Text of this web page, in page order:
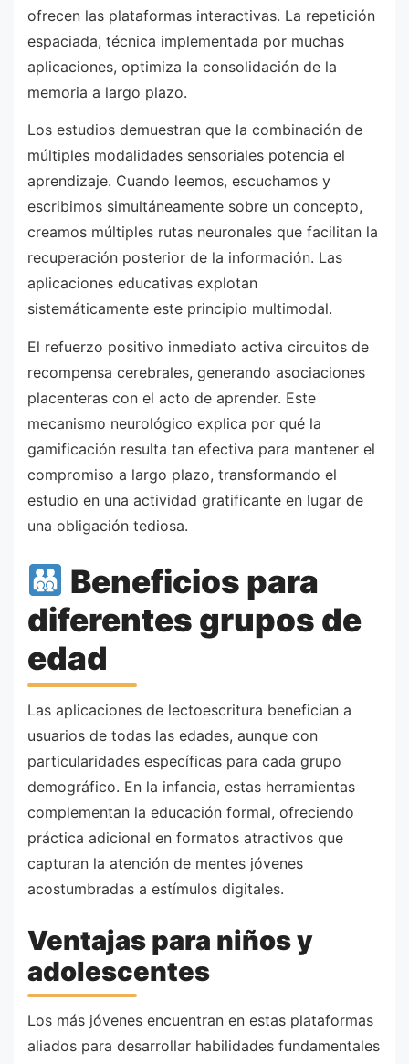
ofrecen las plataformas interactivas. La repetición
espaciada, técnica implementada por muchas
aplicaciones, optimiza la consolidación de la
memoria a largo plazo.
Los estudios demuestran que la combinación de
múltiples modalidades sensoriales potencia el
aprendizaje. Cuando leemos, escuchamos y
escribimos simultáneamente sobre un concepto,
creamos múltiples rutas neuronales que facilitan la
recuperación posterior de la información. Las
aplicaciones educativas explotan
sistemáticamente este principio multimodal.
El refuerzo positivo inmediato activa circuitos de
recompensa cerebrales, generando asociaciones
placenteras con el acto de aprender. Este
mecanismo neurológico explica por qué la
gamificación resulta tan efectiva para mantener el
compromiso a largo plazo, transformando el
estudio en una actividad gratificante en lugar de
una obligación tediosa.
Beneficios para
diferentes grupos de
edad
Las aplicaciones de lectoescritura benefician a
usuarios de todas las edades, aunque con
particularidades específicas para cada grupo
demográfico. En la infancia, estas herramientas
complementan la educación formal, ofreciendo
práctica adicional en formatos atractivos que
capturan la atención de mentes jóvenes
acostumbradas a estímulos digitales.
Ventajas para niños y
adolescentes
Los más jóvenes encuentran en estas plataformas
aliados para desarrollar habilidades fundamentales